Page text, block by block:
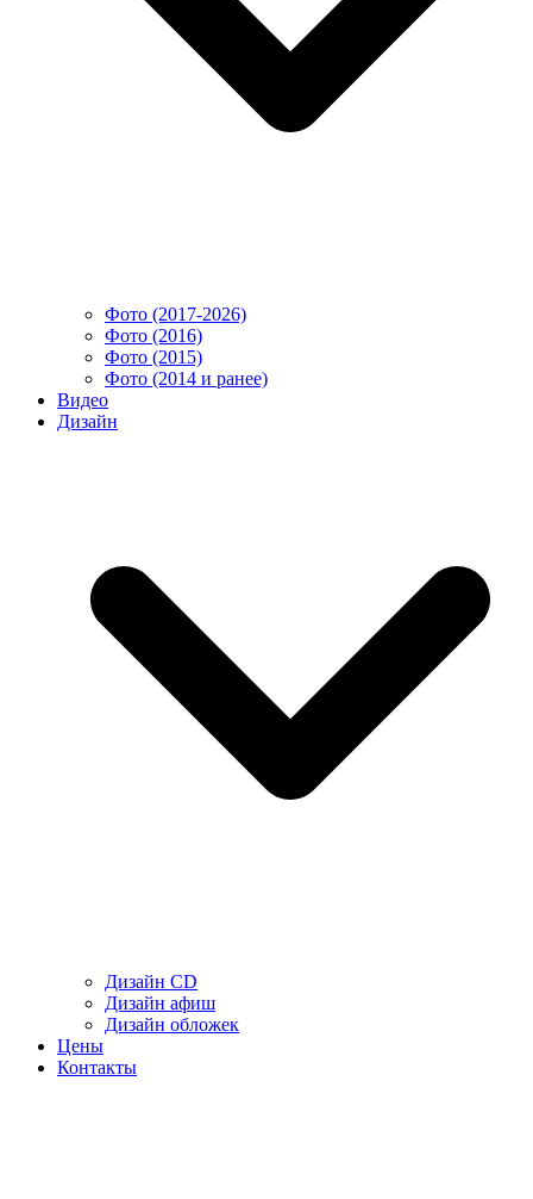
Фото (2017-2026)
Фото (2016)
Фото (2015)
Фото (2014 и ранее)
Видео
Дизайн
Дизайн CD
Дизайн афиш
Дизайн обложек
Цены
Контакты